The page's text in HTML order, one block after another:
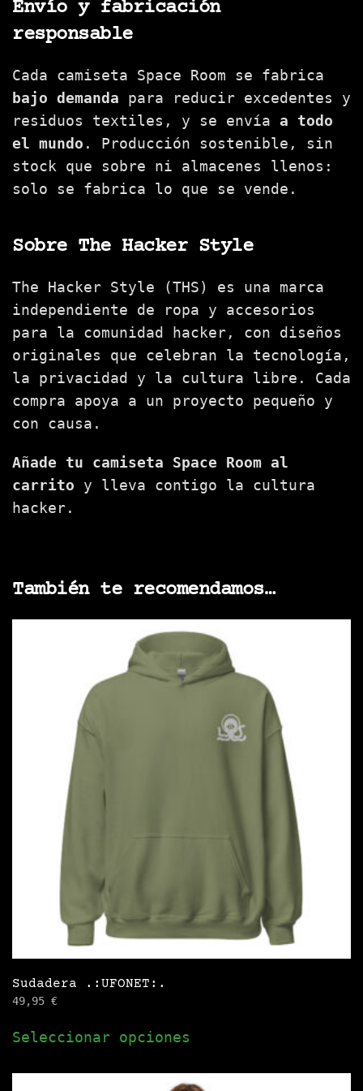
Envío y fabricación
responsable
Cada camiseta Space Room se fabrica
bajo demanda para reducir excedentes y
residuos textiles, y se envía a todo
el mundo . Producción sostenible, sin
stock que sobre ni almacenes llenos:
solo se fabrica lo que se vende.
Sobre The Hacker Style
The Hacker Style (THS) es una marca
independiente de ropa y accesorios
para la comunidad hacker, con diseños
originales que celebran la tecnología,
la privacidad y la cultura libre. Cada
compra apoya a un proyecto pequeño y
con causa.
Añade tu camiseta Space Room al
carrito y lleva contigo la cultura
hacker.
También te recomendamos…
Sudadera .:UFONET:.
49,95 €
Seleccionar opciones